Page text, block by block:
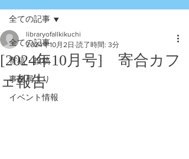
全ての記事
寄稿・投稿
事務局より
イベント情報
全ての記事
[2024年10月号] 寄合カフ
ェ報告
libraryofallkikuchi
2024年10月2日 読了時間: 3分